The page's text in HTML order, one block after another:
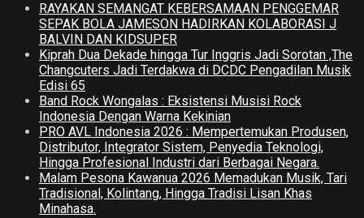
RAYAKAN SEMANGAT KEBERSAMAAN PENGGEMAR
SEPAK BOLA JAMESON HADIRKAN KOLABORASI J
BALVIN DAN KIDSUPER
Kiprah Dua Dekade hingga Tur Inggris Jadi Sorotan ,The
Changcuters Jadi Terdakwa di DCDC Pengadilan Musik
Edisi 65
Band Rock Wongalas : Eksistensi Musisi Rock
Indonesia Dengan Warna Kekinian
PRO AVL Indonesia 2026 : Mempertemukan Produsen,
Distributor, Integrator Sistem, Penyedia Teknologi,
Hingga Profesional Industri dari Berbagai Negara.
Malam Pesona Kawanua 2026 Memadukan Musik, Tari
Tradisional, Kolintang, Hingga Tradisi Lisan Khas
Minahasa.